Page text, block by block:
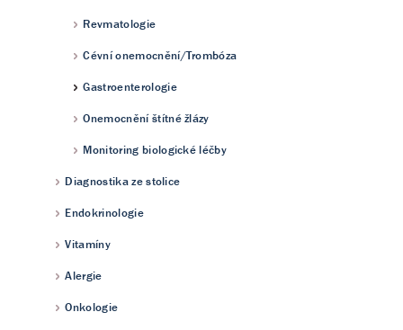
Revmatologie
Cévní onemocnění/Trombóza
Gastroenterologie
Onemocnění štítné žlázy
Monitoring biologické léčby
Diagnostika ze stolice
Endokrinologie
Vitamíny
Alergie
Onkologie